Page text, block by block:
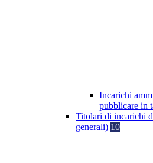
Incarichi
pubblicare in
Titolari di incarichi
generali) 10